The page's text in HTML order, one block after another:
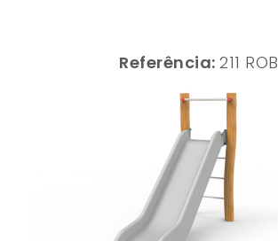
Referência:211 ROB